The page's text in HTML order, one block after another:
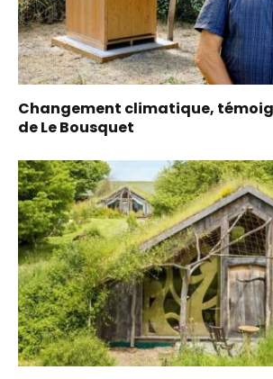
Changement climatique,
de Le Bousquet